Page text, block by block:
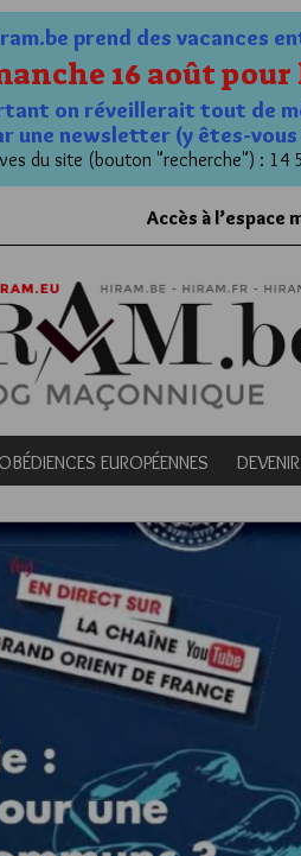
prend des vacances
16 août
on réveillerait tout de
une newsletter (y êtes-vous
du site (bouton "recherche") :
Accès à l’espace
EUROPÉENNES